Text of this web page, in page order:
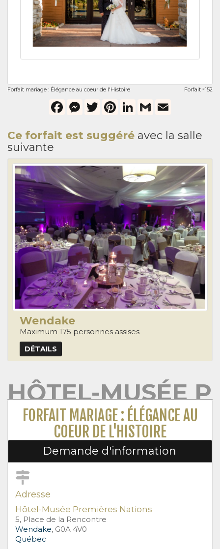
Forfait mariage : Élégance au coeur de l'Histoire Forfait #152
FacebookMessenger
TwitterPinterestLinkedIn
Gmail
Ce forfait est suggéré avec la salle
suivante
Wendake
Maximum 175 personnes assises
DÉTAILS
HÔTEL-MUSÉE
FORFAIT MARIAGE : ÉLÉGANCE AU
COEUR DE L'HISTOIRE
Demande d'information
Adresse
Hôtel-Musée Premières Nations
5, Place de la Rencontre
Wendake, G0A 4V0
Québec